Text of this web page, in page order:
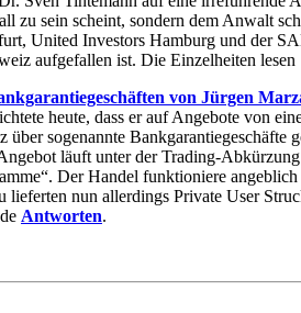
zu sein scheint, sondern dem Anwalt
United Investors Hamburg und der
aufgefallen ist. Die Einzelheiten
von Jürgen
heute, dass er auf Angebote von
über sogenannte Bankgarantiegeschäfte
läuft unter der Trading-
Der Handel funktioniere
lieferten nun allerdings Private User
Antworten.